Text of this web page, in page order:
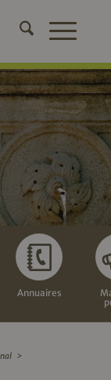
Annuaires
>